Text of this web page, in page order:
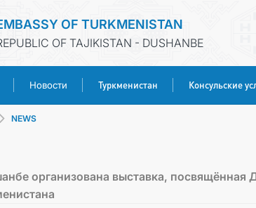
OF TURKMENISTAN
OF TAJIKISTAN - DUSHANBE
Новости Туркменистан Консульские
NEWS
организована выставка, посвящённая